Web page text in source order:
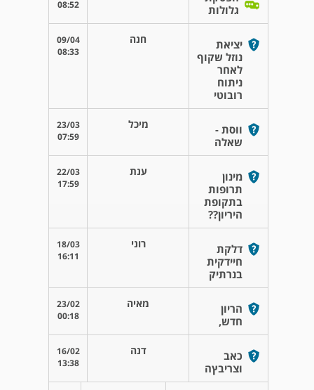
גלולות
08:52
יציאת
נוזל שקוף
לאחר
ניתוח
רובוטי
חנה
09/04
08:33
ווסת -
שאלה
מיכל
23/03
07:59
מינון
תרופות
בתקופת
היריון??
ענת
22/03
17:59
דלקת
חיידקית
בנרתיק
רוני
18/03
16:11
הריון
חדש,
מאיה
23/02
00:18
כאב
וצריבץה
דנה
16/02
13:38